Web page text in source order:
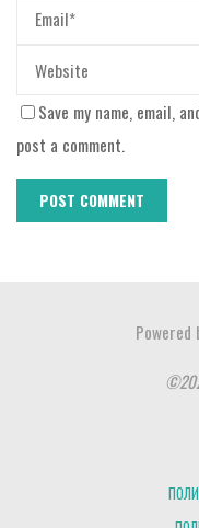
Save my name, email,
post a comment.
Powered